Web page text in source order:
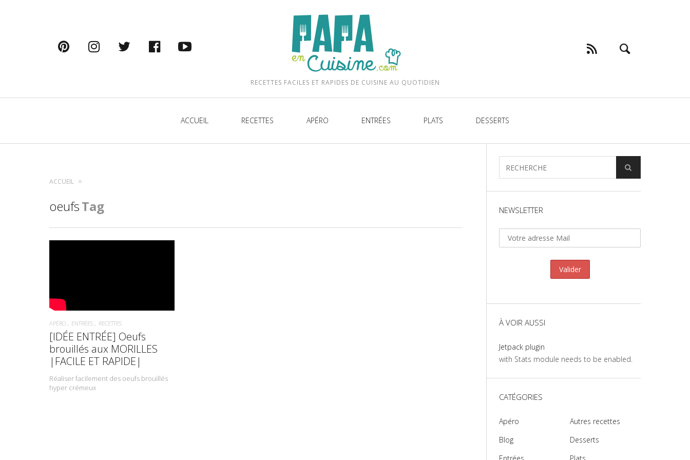
pinterestinstagram
twitter facebook
RECETTES FACILES ET RAPIDES DE CUISINE AU QUOTIDIEN
ACCUEIL RECETTES APÉRO ENTRÉES PLATS DESSERTS
ACCUEIL
oeufsTag
APÉRO ENTRÉES RECETTES
[IDÉE ENTRÉE] Oeufs
brouillés aux MORILLES
|FACILE ET RAPIDE|
Réaliser facilement des oeufs brouillés
hyper crémeux
NEWSLETTER
À VOIR AUSSI
Jetpack plugin
with Stats module needs to be enabled.
CATÉGORIES
Apéro
Autres recettes
Blog
Desserts